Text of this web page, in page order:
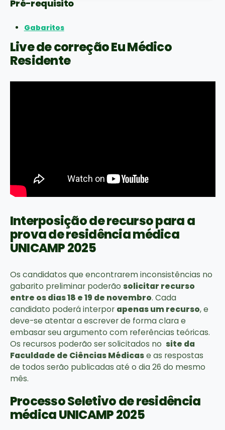
Pré-requisito
Gabaritos
Live de correção Eu Médico
Residente
Interposição de recurso para a
prova de residência médica
UNICAMP 2025
Os candidatos que encontrarem inconsistências no
gabarito preliminar poderão solicitar recurso
entre os dias 18 e 19 de novembro. Cada
candidato poderá interpor apenas um recurso, e
deve-se atentar a escrever de forma clara e
embasar seu argumento com referências teóricas.
Os recursos poderão ser solicitados no site da
Faculdade de Ciências Médicase as respostas
de todos serão publicadas até o dia 26 do mesmo
mês.
Processo Seletivo de residência
médica UNICAMP 2025